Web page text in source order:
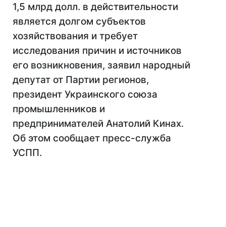
1,5 млрд долл. в действительности
является долгом субъектов
хозяйствования и требует
исследования причин и источников
его возникновения, заявил народный
депутат от Партии регионов,
президент Украинского союза
промышленников и
предпринимателей Анатолий Кинах.
Об этом сообщает пресс-служба
УСПП.